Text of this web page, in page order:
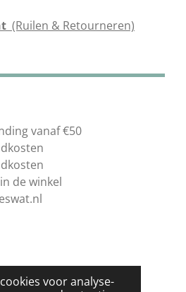
voor analyse-
(Ruilen & Retourneren)
vanaf €50
de winkel